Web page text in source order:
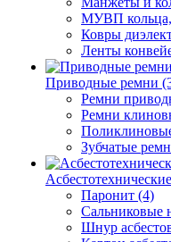
МУВП кольца,
Ковры
Ленты
Приводные ремни
Ремни
Ремни
Зубчатые
Паронит (4)
Сальниковые
Шнур